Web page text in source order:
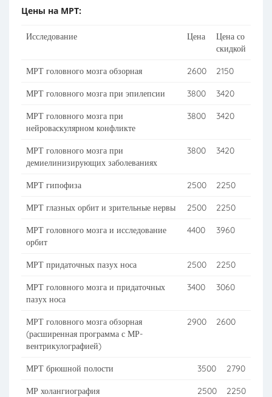
Цены на МРТ:
Исследование Цена
Цена со
скидкой
МРТ головного мозга обзорная 2600 2150
МРТ головного мозга при эпилепсии 3800 3420
МРТ головного мозга при
нейроваскулярном конфликте
3800 3420
МРТ головного мозга при
демиелинизирующих заболеваниях
3800 3420
МРТ гипофиза 2500 2250
МРТ глазных орбит и зрительные нервы 2500 2250
МРТ головного мозга и исследование
орбит
4400 3960
МРТ придаточных пазух носа 2500 2250
МРТ головного мозга и придаточных
пазух носа
3400 3060
МРТ головного мозга обзорная
(расширенная программа с МР-
вентрикулографией)
2900 2600
МРТ брюшной полости 3500 2790
МР холангиография 2500 2250